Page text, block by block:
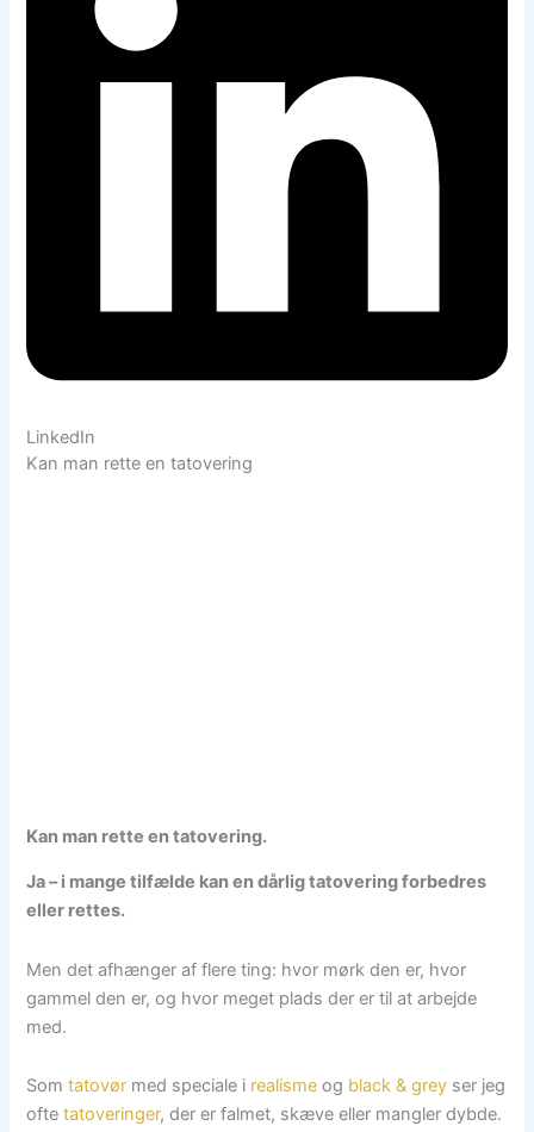
LinkedIn
Kan man rette en tatovering
Kan man rette en tatovering.
Ja – i mange tilfælde kan en dårlig tatovering forbedres
eller rettes.
Men det afhænger af flere ting: hvor mørk den er, hvor
gammel den er, og hvor meget plads der er til at arbejde
med.
Somtatovør med speciale i realisme og black & grey ser jeg
oftetatoveringer, der er falmet, skæve eller mangler dybde.